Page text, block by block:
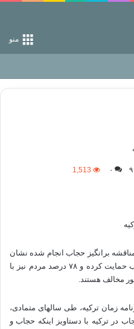
منو
از راه خداست‌!
۰ 1,513
برانگیز حجاب انجام شده نشان
می دهد بیشتر مردم این کشور از حجاب حمایت کرده و ۷۸ درصد مردم نیز با
مخالف هستند.
زمان ترکیه، طی سالهای متمادی،
در ترکیه با دستاویز اینکه حجاب و